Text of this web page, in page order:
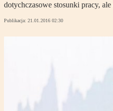
dotychczasowe stosunki pracy,
Publikacja: 21.01.2016 02:30